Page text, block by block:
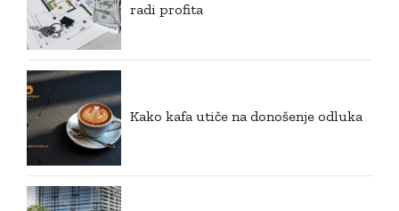
radi profita
Kako kafa utiče na donošenje odluka